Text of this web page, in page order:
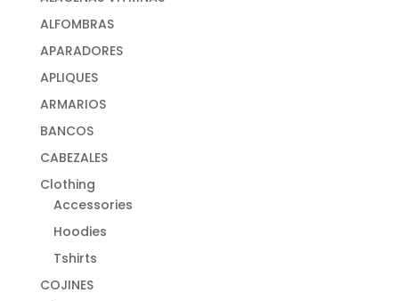
ALFOMBRAS
APARADORES
APLIQUES
ARMARIOS
BANCOS
CABEZALES
Clothing
Accessories
Hoodies
Tshirts
COJINES